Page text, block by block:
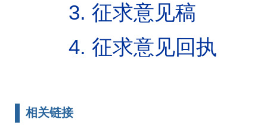
3. 征求意见稿
4. 征求意见回执
相关链接